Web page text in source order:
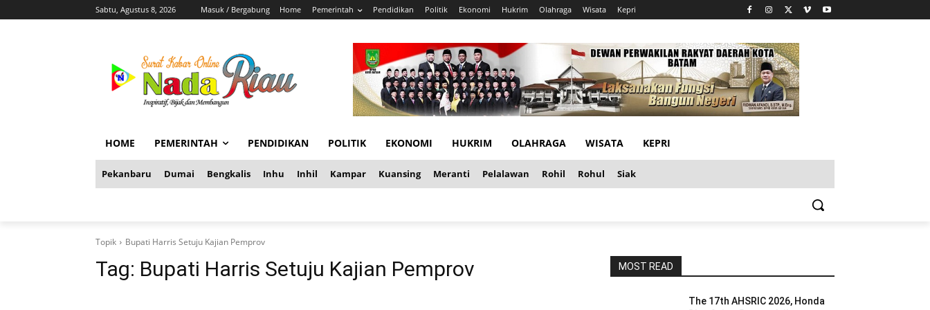
Sabtu, Agustus 8, 2026 Masuk / Bergabung Home Pemerintah Pendidikan Politik Ekonomi Hukrim Olahraga Wisata Kepri
HOME PEMERINTAH PENDIDIKAN POLITIK EKONOMI HUKRIM OLAHRAGA WISATA KEPRI
Pekanbaru Dumai Bengkalis Inhu Inhil Kampar Kuansing Meranti Pelalawan Rohil Rohul Siak
Topik Bupati Harris Setuju Kajian Pemprov
Tag: Bupati Harris Setuju Kajian Pemprov MOST READ
The 17th AHSRIC 2026, Honda